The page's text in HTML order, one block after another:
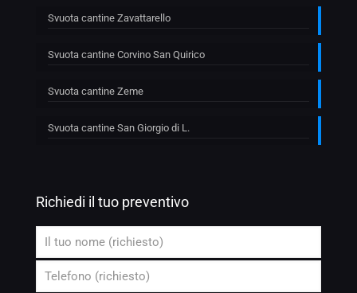
Svuota cantine Zavattarello
Svuota cantine Corvino San Quirico
Svuota cantine Zeme
Svuota cantine San Giorgio di L.
Richiedi il tuo preventivo